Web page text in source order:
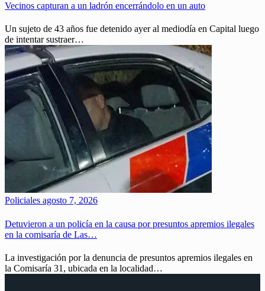
Vecinos capturan a un ladrón encerrándolo en un auto
Un sujeto de 43 años fue detenido ayer al mediodía en Capital luego
de intentar sustraer…
Policiales agosto 7, 2026
Detuvieron a un policía en la causa por presuntos apremios ilegales
en la comisaría de Las…
La investigación por la denuncia de presuntos apremios ilegales en
la Comisaría 31, ubicada en la localidad…